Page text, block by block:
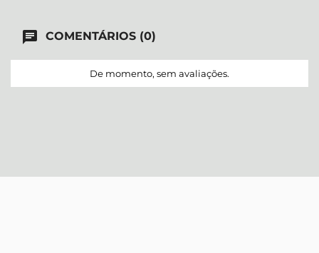
chat COMENTÁRIOS (0)
De momento, sem avaliações.